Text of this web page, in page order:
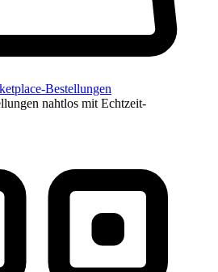
Bestellungen
nahtlos mit Echtzeit-